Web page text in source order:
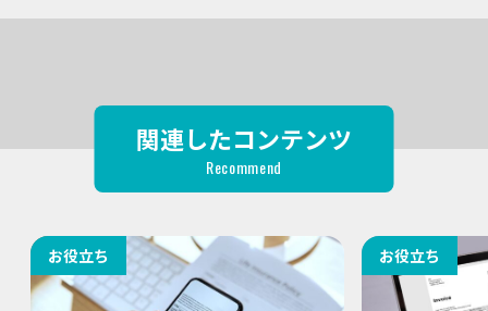
関連したコンテンツ
Recommend
お役立ち お役立ち